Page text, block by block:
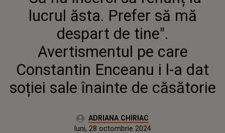
AVERTISMENTUL PE CARE
CONSTANTIN ENCEANU I L-A
DAT SOȚIEI SALE ÎNAINTE DE
lucrul ăsta. Prefer să mă
despart de tine".
Avertismentul pe care
Constantin Enceanu i l-a dat
soției sale înainte de căsătorie
Autor:ADRIANA CHIRIAC
sâmbătă, 28 octombrie 2023
Actualizat:
luni, 28 octombrie 2024